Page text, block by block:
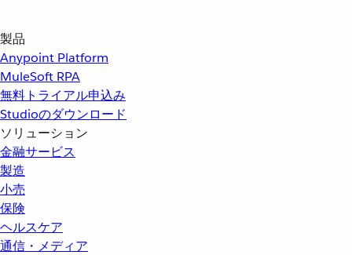
製品
Anypoint Platform
MuleSoft RPA
無料トライアル申込み
Studioのダウンロード
ソリューション
金融サービス
製造
小売
保険
ヘルスケア
通信・メディア